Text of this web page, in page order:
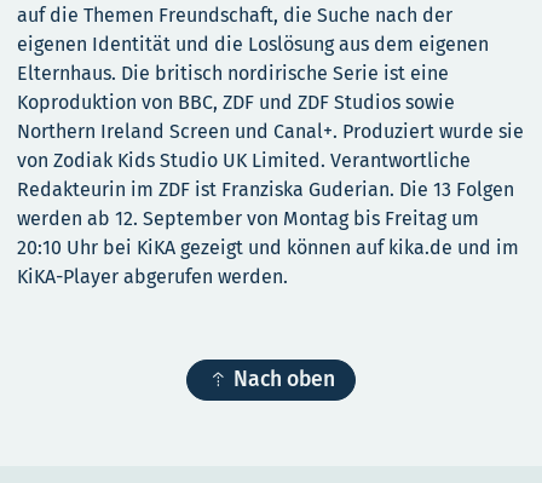
auf die Themen Freundschaft, die Suche nach der
eigenen Identität und die Loslösung aus dem eigenen
Elternhaus. Die britisch nordirische Serie ist eine
Koproduktion von BBC, ZDF und ZDF Studios sowie
Northern Ireland Screen und Canal+. Produziert wurde sie
von Zodiak Kids Studio UK Limited. Verantwortliche
Redakteurin im ZDF ist Franziska Guderian. Die 13 Folgen
werden ab 12. September von Montag bis Freitag um
20:10 Uhr bei KiKA gezeigt und können auf kika.de und im
KiKA-Player abgerufen werden.
 Nach oben